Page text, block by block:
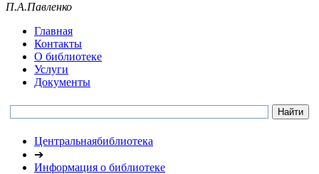
П.А.Павленко
Главная
Контакты
О библиотеке
Услуги
Документы
Центральнаябиблиотека
➔
Информация о библиотеке